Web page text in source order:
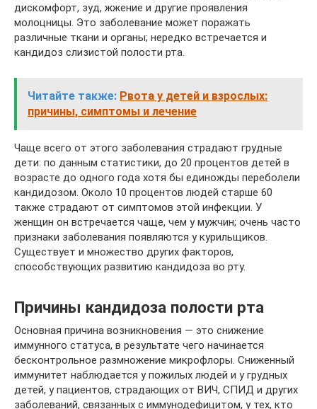
дискомфорт, зуд, жжение и другие проявления
молоцницы. Это заболевание может поражать
различные ткани и органы; нередко встречается и
кандидоз слизистой полости рта.
Читайте также: Рвота у детей и взрослых:
причины, симптомы и лечение
Чаще всего от этого заболевания страдают грудные
дети: по данным статистики, до 20 процентов детей в
возрасте до одного года хотя бы единожды переболели
кандидозом. Около 10 процентов людей старше 60
также страдают от симптомов этой инфекции. У
женщин он встречается чаще, чем у мужчин; очень часто
признаки заболевания появляются у курильщиков.
Существует и множество других факторов,
способствующих развитию кандидоза во рту.
Причины кандидоза полости рта
Основная причина возникновения — это снижение
иммунного статуса, в результате чего начинается
бесконтрольное размножение микрофлоры. Сниженный
иммунитет наблюдается у пожилых людей и у грудных
детей, у пациентов, страдающих от ВИЧ, СПИД и других
заболеваний, связанных с иммунодефицитом, у тех, кто